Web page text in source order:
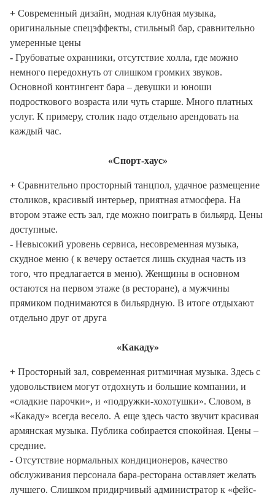
+ Современный дизайн, модная клубная музыка,
оригинальные спецэффекты, стильный бар, сравнительно
умеренные цены
- Грубоватые охранники, отсутствие холла, где можно
немного передохнуть от слишком громких звуков.
Основной контингент бара – девушки и юноши
подросткового возраста или чуть старше. Много платных
услуг. К примеру, столик надо отдельно арендовать на
каждый час.
«Спорт-хаус»
+ Сравнительно просторный танцпол, удачное размещение
столиков, красивый интерьер, приятная атмосфера. На
втором этаже есть зал, где можно поиграть в бильярд. Цены
доступные.
- Невысокий уровень сервиса, несовременная музыка,
скудное меню ( к вечеру остается лишь скудная часть из
того, что предлагается в меню). Женщины в основном
остаются на первом этаже (в ресторане), а мужчины
прямиком поднимаются в бильярдную. В итоге отдыхают
отдельно друг от друга
«Какаду»
+ Просторный зал, современная ритмичная музыка. Здесь с
удовольствием могут отдохнуть и большие компании, и
«сладкие парочки», и «подружки-хохотушки». Словом, в
«Какаду» всегда весело. А еще здесь часто звучит красивая
армянская музыка. Публика собирается спокойная. Цены –
средние.
- Отсутствие нормальных кондиционеров, качество
обслуживания персонала бара-ресторана оставляет желать
лучшего. Слишком придирчивый администратор к «фейс-